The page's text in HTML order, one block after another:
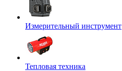
Измерительный инструмент
Тепловая техника